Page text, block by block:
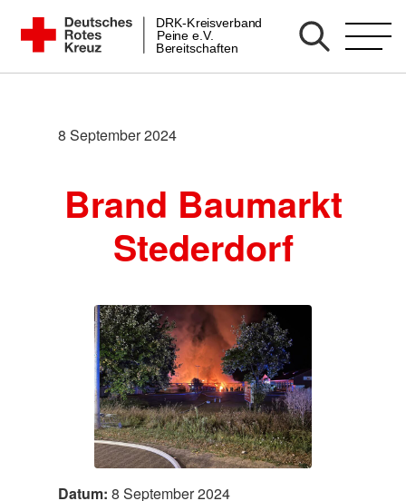
Zum
Inhalt
springen
DRK Bereitschaft Peine
Bereitschaften
Peine e.V.
DRK-Kreisverband
8 September 2024
Brand Baumarkt
Stederdorf
Datum: 8 September 2024